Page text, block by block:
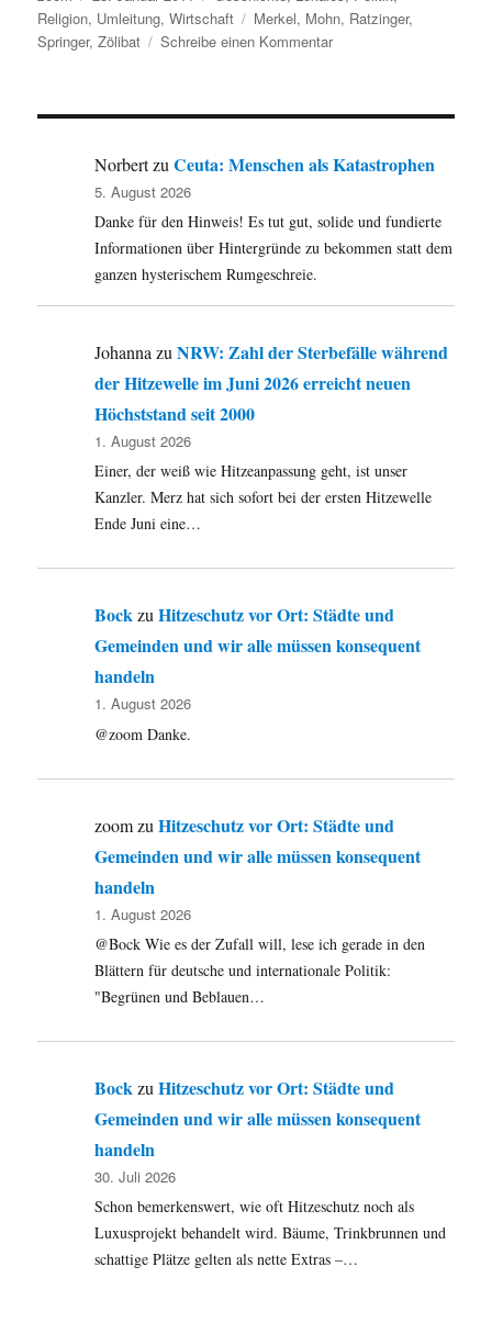
am
Religion, Umleitung,Wirtschaft Schlagwörter
Merkel, Mohn, Ratzinger,
Springer,Zölibat Schreibe einen Kommentarzu
und
Zölibat,
das
Triumfeminat,
mehr.
NorbertzuCeuta: Menschen als Katastrophen
5. August 2026
Danke für den Hinweis! Es tut gut, solide und fundierte
Informationen über Hintergründe zu bekommen statt dem
ganzen hysterischem Rumgeschreie.
JohannazuNRW: Zahl der Sterbefälle während
der Hitzewelle im Juni 2026 erreicht neuen
Höchststand seit 2000
1. August 2026
Einer, der weiß wie Hitzeanpassung geht, ist unser
Kanzler. Merz hat sich sofort bei der ersten Hitzewelle
Ende Juni eine…
BockzuHitzeschutz vor Ort: Städte und
Gemeinden und wir alle müssen konsequent
handeln
1. August 2026
@zoom Danke.
zoomzuHitzeschutz vor Ort: Städte und
Gemeinden und wir alle müssen konsequent
handeln
1. August 2026
@Bock Wie es der Zufall will, lese ich gerade in den
Blättern für deutsche und internationale Politik:
"Begrünen und Beblauen…
Bock zuHitzeschutz vor Ort: Städte und
Gemeinden und wir alle müssen konsequent
handeln
30. Juli 2026
Schon bemerkenswert, wie oft Hitzeschutz noch als
Luxusprojekt behandelt wird. Bäume, Trinkbrunnen und
schattige Plätze gelten als nette Extras –…